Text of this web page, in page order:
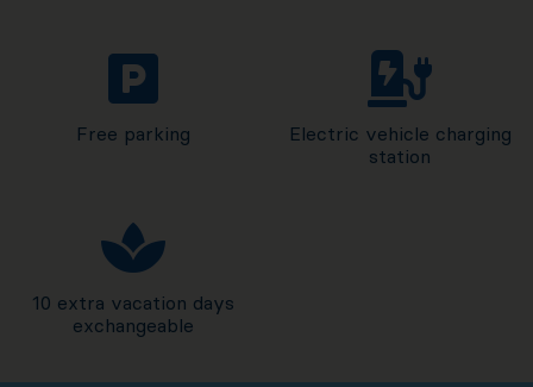
Free parking
Electric vehicle charging
station
10 extra vacation days
exchangeable